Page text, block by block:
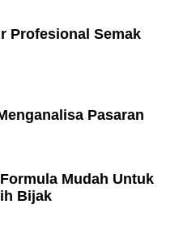
Profesional Semak
Pasaran
Mudah Untuk
Bijak